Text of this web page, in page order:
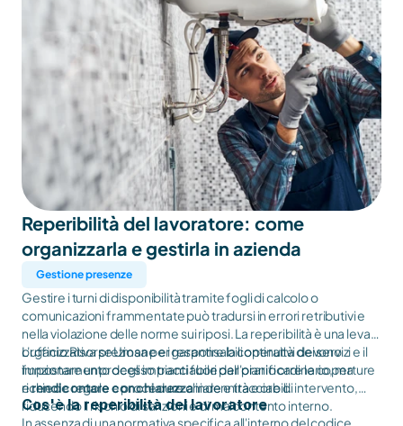
Reperibilità del lavoratore: come
organizzarla e gestirla in azienda
Gestione presenze
Gestire i turni di disponibilità tramite fogli di calcolo o
comunicazioni frammentate può tradursi in errori retributivi e
nella violazione delle norme sui riposi. La reperibilità è una leva
organizzativa preziosa per garantire la continuità dei servizi e il
funzionamento degli impianti fuori dall'orario ordinario, ma
richiede regole e procedure chiare e tracciabili.
L'ufficio Risorse Umane e i responsabili operativi devono
impostare un processo tracciabile per pianificare le coperture
erendicontare con chiarezzaindennità e ore di intervento,
riducendo il rischio di sanzioni e di malcontento interno.
Cos'è la reperibilità del lavoratore
In assenza di una normativa specifica all'interno del codice